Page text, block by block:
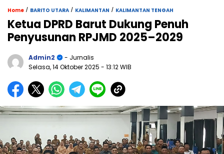
Home / BARITO UTARA / KALIMANTAN / KALIMANTAN TENGAH
Ketua DPRD Barut Dukung Penuh
Penyusunan RPJMD 2025–2029
Admin2
- Jurnalis
Selasa, 14 Oktober 2025 - 13:12 WIB